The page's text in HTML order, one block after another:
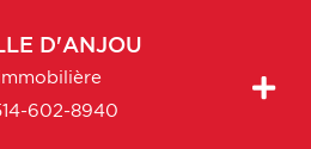
D'ANJOU
602-8940